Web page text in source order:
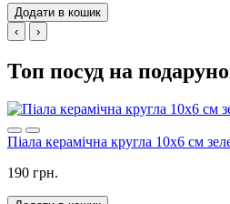
Додати в кошик
‹
›
Топ посуд на
Піала керамічна кругла 10х6 см
190 грн.